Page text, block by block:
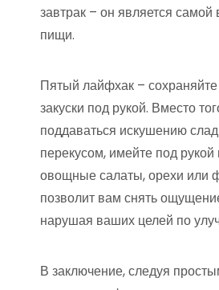
завтрак – он является
пищи.
Пятый лайфхак –
закуски под рукой. Вместо
поддаваться искушению
перекусом, имейте под рукой
овощные салаты, орехи или
позволит вам снять
нарушая ваших целей по
В заключение, следуя